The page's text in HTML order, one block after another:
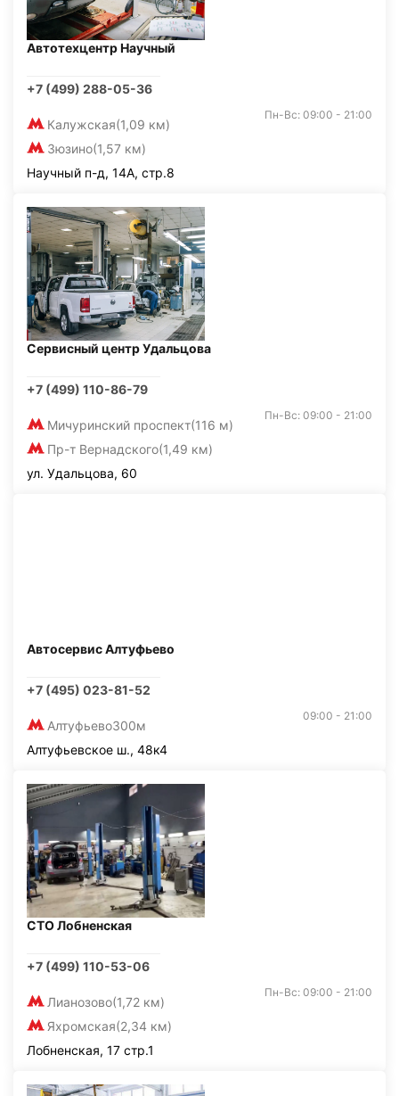
Автотехцентр Научный
+7 (499) 288-05-36
Калужская(1,09 км)
Зюзино(1,57 км)
Пн-Вс: 09:00 - 21:00
Научный п-д, 14А, стр.8
Сервисный центр Удальцова
+7 (499) 110-86-79
Мичуринский проспект(116 м)
Пр-т Вернадского(1,49 км)
Пн-Вс: 09:00 - 21:00
ул. Удальцова, 60
Автосервис Алтуфьево
+7 (495) 023-81-52
Алтуфьево300м
09:00 - 21:00
Алтуфьевское ш., 48к4
СТО Лобненская
+7 (499) 110-53-06
Лианозово(1,72 км)
Яхромская(2,34 км)
Пн-Вс: 09:00 - 21:00
Лобненская, 17 стр.1